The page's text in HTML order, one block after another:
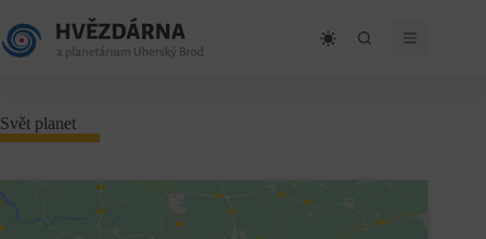
to
content
Svět planet